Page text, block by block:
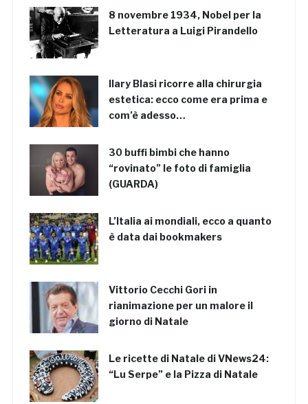
8 novembre 1934, Nobel per la
Letteratura a Luigi Pirandello
Ilary Blasi ricorre alla chirurgia
estetica: ecco come era prima e
com’è adesso…
30 buffi bimbi che hanno
“rovinato” le foto di famiglia
(GUARDA)
L’Italia ai mondiali, ecco a quanto
è data dai bookmakers
Vittorio Cecchi Gori in
rianimazione per un malore il
giorno di Natale
Le ricette di Natale di VNews24:
“Lu Serpe” e la Pizza di Natale